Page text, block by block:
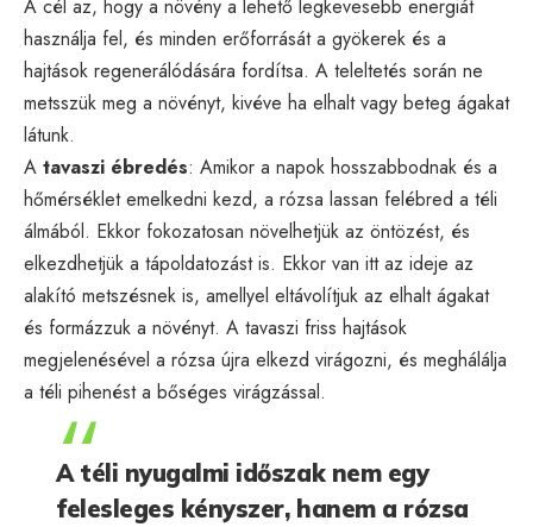
A cél az, hogy a növény a lehető legkevesebb energiát
használja fel, és minden erőforrását a gyökerek és a
hajtások regenerálódására fordítsa. A teleltetés során ne
metsszük meg a növényt, kivéve ha elhalt vagy beteg ágakat
látunk.
A tavaszi ébredés: Amikor a napok hosszabbodnak és a
hőmérséklet emelkedni kezd, a rózsa lassan felébred a téli
álmából. Ekkor fokozatosan növelhetjük az öntözést, és
elkezdhetjük a tápoldatozást is. Ekkor van itt az ideje az
alakító metszésnek is, amellyel eltávolítjuk az elhalt ágakat
és formázzuk a növényt. A tavaszi friss hajtások
megjelenésével a rózsa újra elkezd virágozni, és meghálálja
a téli pihenést a bőséges virágzással.
A téli nyugalmi időszak nem egy
felesleges kényszer, hanem a rózsa